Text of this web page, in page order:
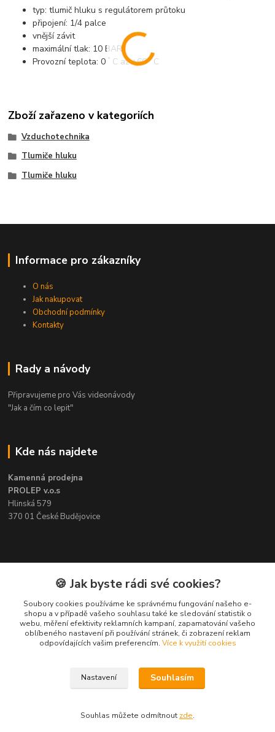
typ: tlumič hluku s regulátorem průtoku
připojení: 1/4 palce
vnější závit
maximální tlak: 10 BAR
Provozní teplota: 0° C až +60°C
Zboží zařazeno v kategoriích
Vzduchotechnika
Tlumiče hluku
Tlumiče hluku
Informace pro zákazníky
O nás
Jak nakupovat
Obchodní podmínky
Kontakty
Rady a návody
Připravujeme pro Vás videonávody
"Jak a čím co lepit"
Kde nás najdete
Kamenná prodejna
PROLEP v.o.s
Hlinská 579
370 01 České Budějovice
Kontakt
Pavel Šedivý
+420 602 148 895
Pracovní doba PO - PÁ: 8,00-16,30
🍪 Jak byste rádi své cookies?
Soubory cookies používáme ke správnému fungování našeho e-
shopu a v případě vašeho souhlasu také ke sledování statistik o
webu, měření efektivity reklamních kampaní, zapamatování vašeho
oblíbeného nastavení při používání stránek, či zobrazení reklam
odpovídajících vašim preferencím. Více k využití cookies
Nastavení Souhlasím
Souhlas můžete odmítnout zde.